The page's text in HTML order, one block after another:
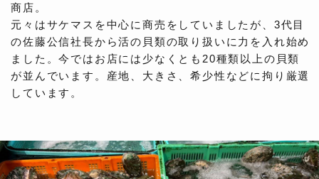
商店。
元々はサケマスを中心に商売をしていましたが、3代目
の佐藤公信社長から活の貝類の取り扱いに力を入れ始め
ました。今ではお店には少なくとも20種類以上の貝類
が並んでいます。産地、大きさ、希少性などに拘り厳選
しています。